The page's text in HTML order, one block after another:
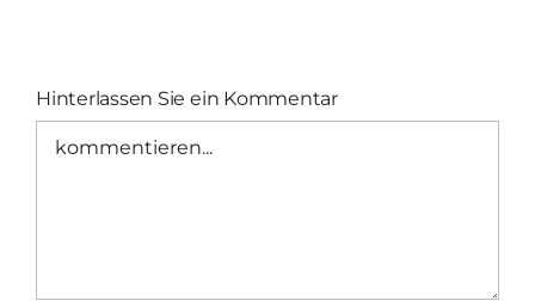
Hinterlassen Sie ein Kommentar
Kommentar